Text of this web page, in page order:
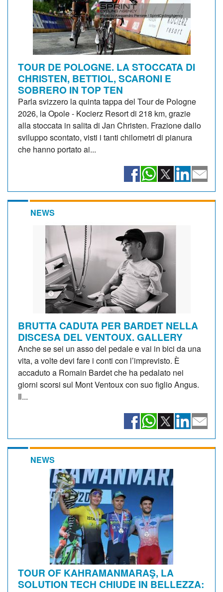
TOUR DE POLOGNE. LA STOCCATA DI
CHRISTEN, BETTIOL, SCARONI E
SOBRERO IN TOP TEN
Parla svizzero la quinta tappa del Tour de Pologne
2026, la Opole - Kocierz Resort di 218 km, grazie
alla stoccata in salita di Jan Christen. Frazione dallo
sviluppo scontato, visti i tanti chilometri di pianura
che hanno portato ai...
NEWS
BRUTTA CADUTA PER BARDET NELLA
DISCESA DEL VENTOUX. GALLERY
Anche se sei un asso del pedale e vai in bici da una
vita, a volte devi fare i conti con l’imprevisto. È
accaduto a Romain Bardet che ha pedalato nei
giorni scorsi sul Mont Ventoux con suo figlio Angus.
Il...
NEWS
TOUR OF KAHRAMANMARAŞ, LA
SOLUTION TECH CHIUDE IN BELLEZZA: